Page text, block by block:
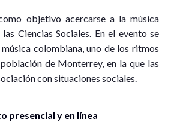
objetivo acercarse a la música
Ciencias Sociales. En el evento se
colombiana, uno de los ritmos
de Monterrey, en la que las
con situaciones sociales.
presencial y en línea